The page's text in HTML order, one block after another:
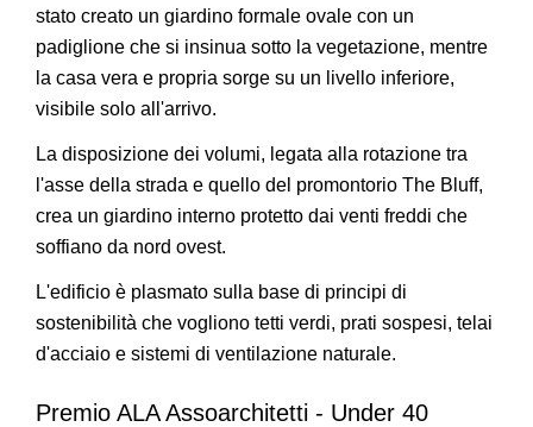
stato creato un giardino formale ovale con un
padiglione che si insinua sotto la vegetazione, mentre
la casa vera e propria sorge su un livello inferiore,
visibile solo all'arrivo.
La disposizione dei volumi, legata alla rotazione tra
l'asse della strada e quello del promontorio The Bluff,
crea un giardino interno protetto dai venti freddi che
soffiano da nord ovest.
L'edificio è plasmato sulla base di principi di
sostenibilità che vogliono tetti verdi, prati sospesi, telai
d'acciaio e sistemi di ventilazione naturale.
Premio ALA Assoarchitetti - Under 40